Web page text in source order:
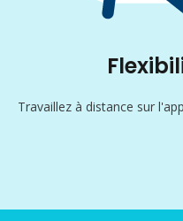
Travaillez à distance sur